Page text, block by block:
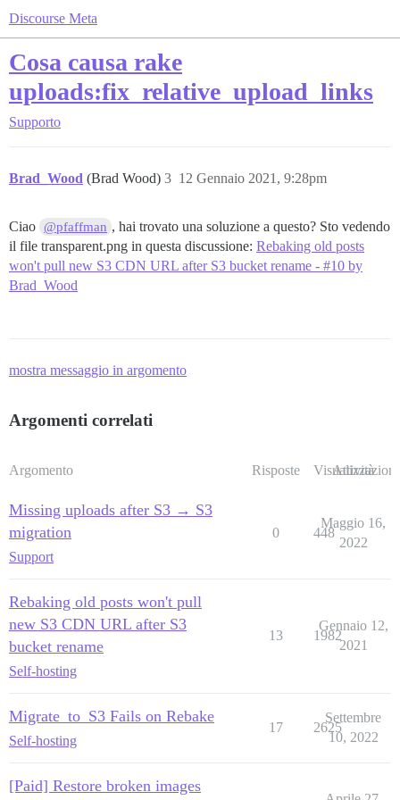
Discourse Meta
Cosa causa rake
uploads:fix_relative_upload_links
Supporto
Brad_Wood (Brad Wood) 12 Gennaio 2021, 9:28pm
3
Ciao @pfaffman , hai trovato una soluzione a questo? Sto vedendo
il file transparent.png in questa discussione: Rebaking old posts
won't pull new S3 CDN URL after S3 bucket rename - #10 by
Brad_Wood
mostra messaggio in argomento
Argomenti correlati
Argomento Risposte Visualizzazioni
Attività
Missing uploads after S3 → S3
migration
Support
0 448
Maggio 16,
2022
Rebaking old posts won't pull
new S3 CDN URL after S3
bucket rename
Self-hosting
13 1982
Gennaio 12,
2021
Migrate_to_S3 Fails on Rebake
Self-hosting
17 2625
Settembre
10, 2022
[Paid] Restore broken images